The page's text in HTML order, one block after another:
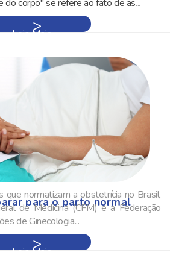
do corpo" se refere ao fato de as...
Leia Mais »
para o parto normal
que normatizam a obstetrícia no Brasil,
de Medicina (CFM) e a Federação
de Ginecologia...
Leia Mais »